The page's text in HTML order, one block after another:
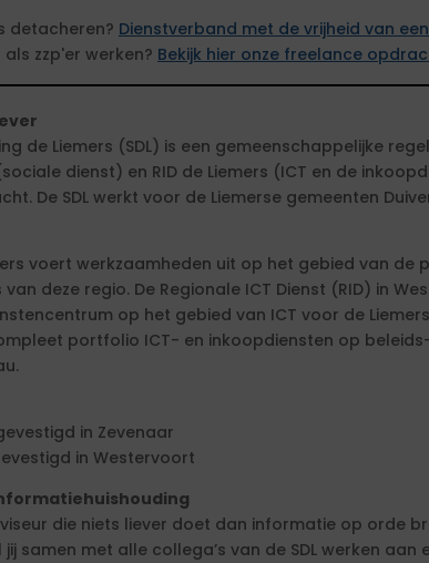
detacheren? Dienstverband met de vrijheid van
als zzp'er werken? Bekijk hier onze freelance
de Liemers (SDL) is een gemeenschappelijke
dienst) en RID de Liemers (ICT en de
De SDL werkt voor de Liemerse gemeenten
voert werkzaamheden uit op het gebied van
deze regio. De Regionale ICT Dienst (RID) in
op het gebied van ICT voor de
portfolio ICT- en inkoopdiensten op
in Zevenaar
in Westervoort
die niets liever doet dan informatie op orde
jij samen met alle collega’s van de SDL werken aan